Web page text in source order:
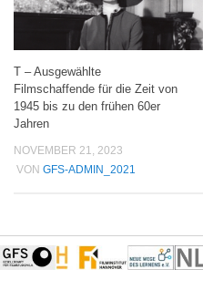
T – Ausgewählte
Filmschaffende für die Zeit von
1945 bis zu den frühen 60er
Jahren
NOVEMBER 21, 2023
VON GFS-ADMIN_2021